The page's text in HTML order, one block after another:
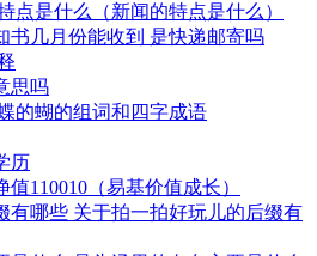
点是什么（新闻的特点是什么）
书几月份能收到 是快递邮寄吗
思吗
的蝴的组词和四字成语
历
110010（易基价值成长）
有哪些 关于拍一拍好玩儿的后缀有